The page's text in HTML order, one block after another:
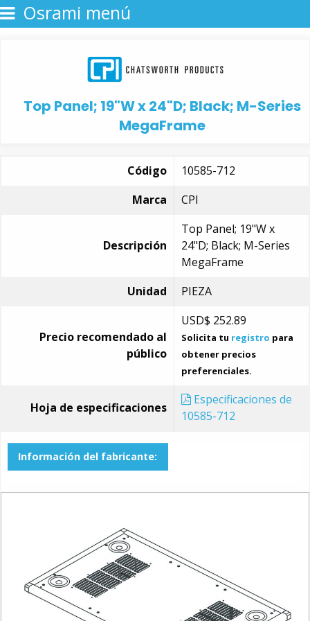
Osrami menú
Top Panel; 19"W x 24"D; Black; M-Series
MegaFrame
Código
10585-712
Marca
CPI
Descripción
Top Panel; 19"W x
24"D; Black; M-Series
MegaFrame
Unidad
PIEZA
Precio recomendado al
público
USD$ 252.89
Solicita tu registro para
obtener precios
preferenciales.
Hoja de especificaciones
Especificaciones de
10585-712
Información del fabricante: